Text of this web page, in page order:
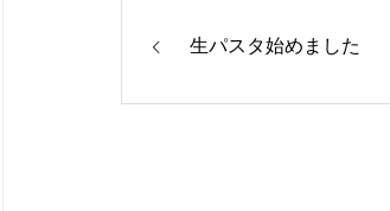
生パスタ始めました